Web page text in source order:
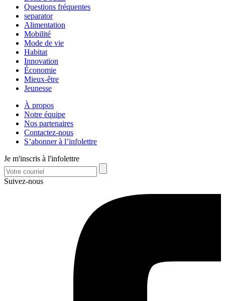
Questions fréquentes
separator
Alimentation
Mobilité
Mode de vie
Habitat
Innovation
Économie
Mieux-être
Jeunesse
À propos
Notre équipe
Nos partenaires
Contactez-nous
S’abonner à l’infolettre
Je m'inscris à l'infolettre
Suivez-nous